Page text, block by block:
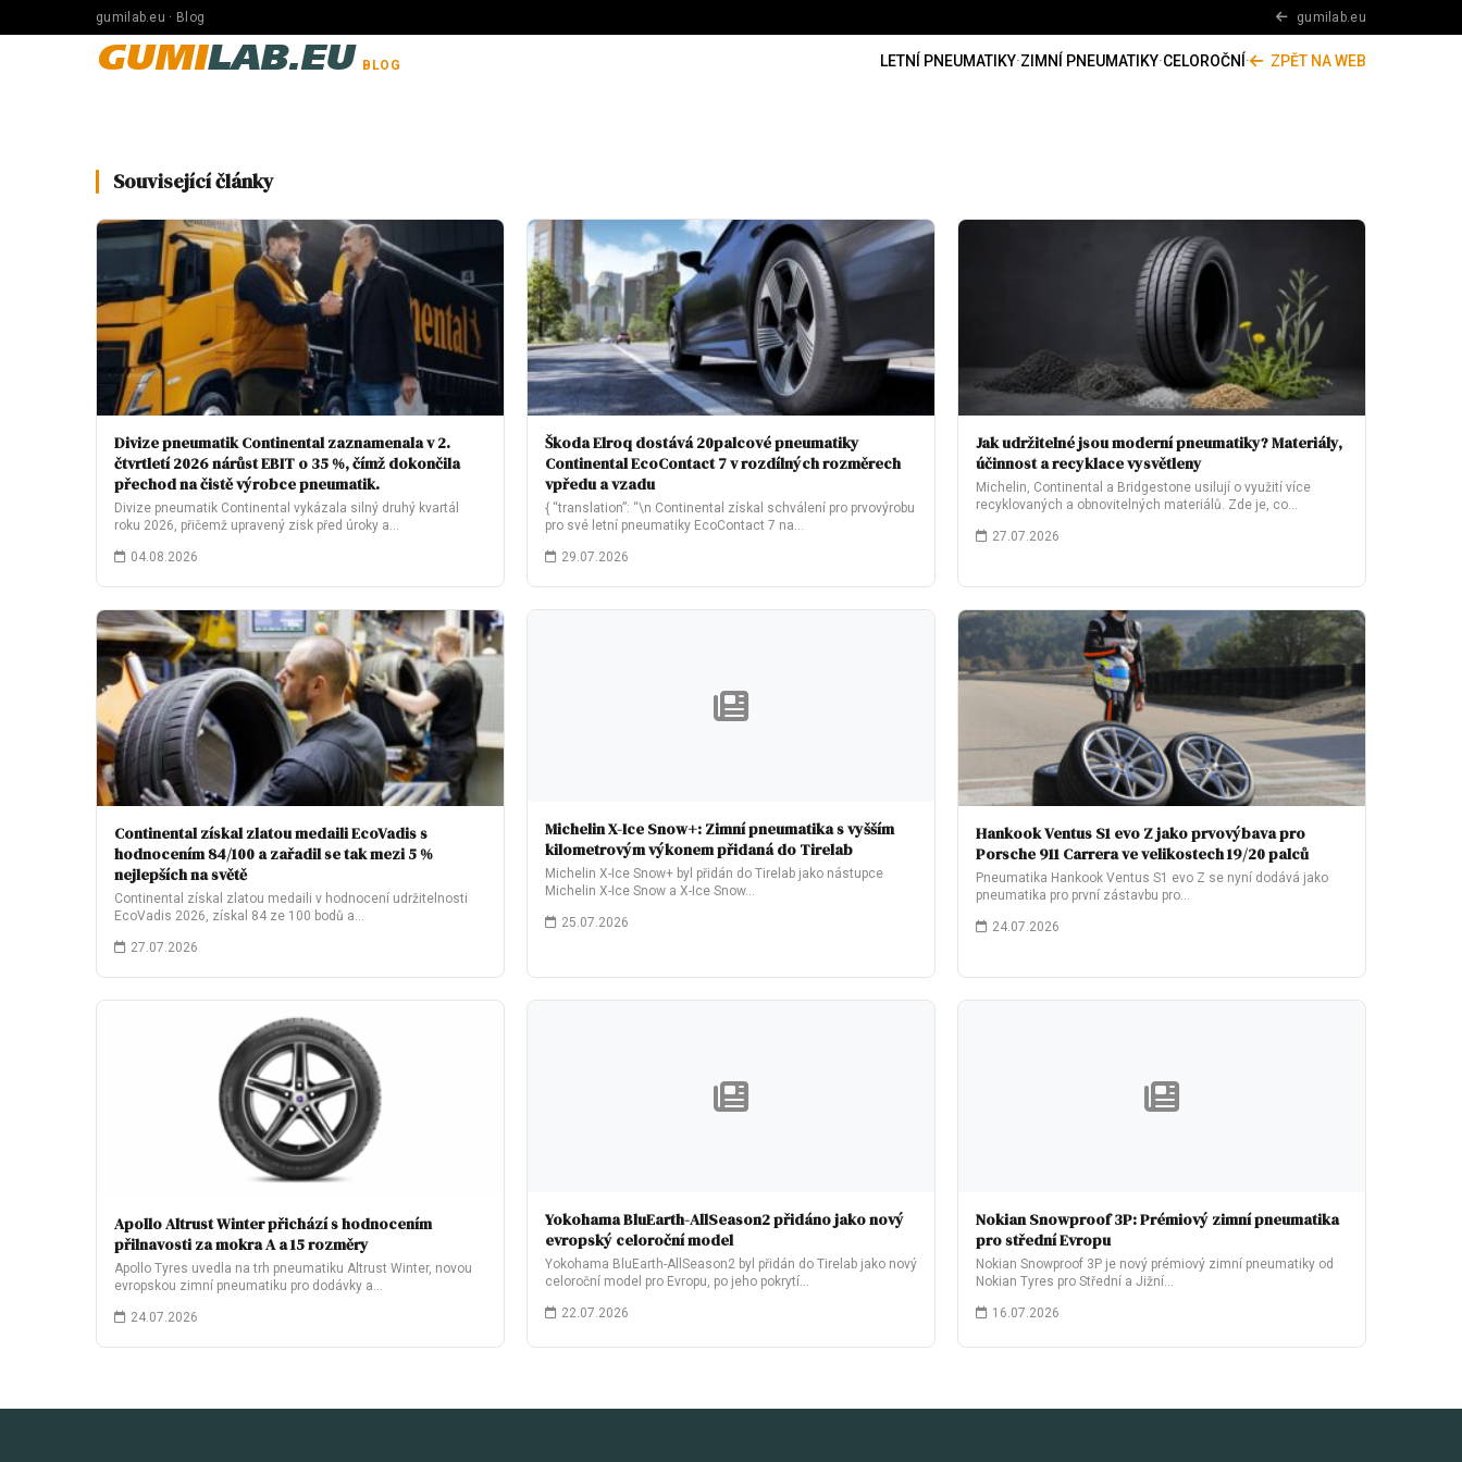
gumilab.eu · Blog gumilab.eu
GUMILAB.EU BLOG LETNÍ PNEUMATIKY·ZIMNÍ PNEUMATIKY·CELOROČNÍ · ZPĚT NA WEB
Související články
Divize pneumatik Continental zaznamenala v 2.
čtvrtletí 2026 nárůst EBIT o 35 %, čímž dokončila
přechod na čistě výrobce pneumatik.
Divize pneumatik Continental vykázala silný druhý kvartál
roku 2026, přičemž upravený zisk před úroky a…
04.08.2026
Škoda Elroq dostává 20palcové pneumatiky
Continental EcoContact 7 v rozdílných rozměrech
vpředu a vzadu
{ “translation”: “\n Continental získal schválení pro prvovýrobu
pro své letní pneumatiky EcoContact 7 na…
29.07.2026
Jak udržitelné jsou moderní pneumatiky? Materiály,
účinnost a recyklace vysvětleny
Michelin, Continental a Bridgestone usilují o využití více
recyklovaných a obnovitelných materiálů. Zde je, co…
27.07.2026
Continental získal zlatou medaili EcoVadis s
hodnocením 84/100 a zařadil se tak mezi 5 %
nejlepších na světě
Continental získal zlatou medaili v hodnocení udržitelnosti
EcoVadis 2026, získal 84 ze 100 bodů a…
27.07.2026
Michelin X-Ice Snow+: Zimní pneumatika s vyšším
kilometrovým výkonem přidaná do Tirelab
Michelin X-Ice Snow+ byl přidán do Tirelab jako nástupce
Michelin X-Ice Snow a X-Ice Snow…
25.07.2026
Hankook Ventus S1 evo Z jako prvovýbava pro
Porsche 911 Carrera ve velikostech 19/20 palců
Pneumatika Hankook Ventus S1 evo Z se nyní dodává jako
pneumatika pro první zástavbu pro…
24.07.2026
Apollo Altrust Winter přichází s hodnocením
přilnavosti za mokra A a 15 rozměry
Apollo Tyres uvedla na trh pneumatiku Altrust Winter, novou
evropskou zimní pneumatiku pro dodávky a…
24.07.2026
Yokohama BluEarth-AllSeason2 přidáno jako nový
evropský celoroční model
Yokohama BluEarth-AllSeason2 byl přidán do Tirelab jako nový
celoroční model pro Evropu, po jeho pokrytí…
22.07.2026
Nokian Snowproof 3P: Prémiový zimní pneumatika
pro střední Evropu
Nokian Snowproof 3P je nový prémiový zimní pneumatiky od
Nokian Tyres pro Střední a Jižní…
16.07.2026